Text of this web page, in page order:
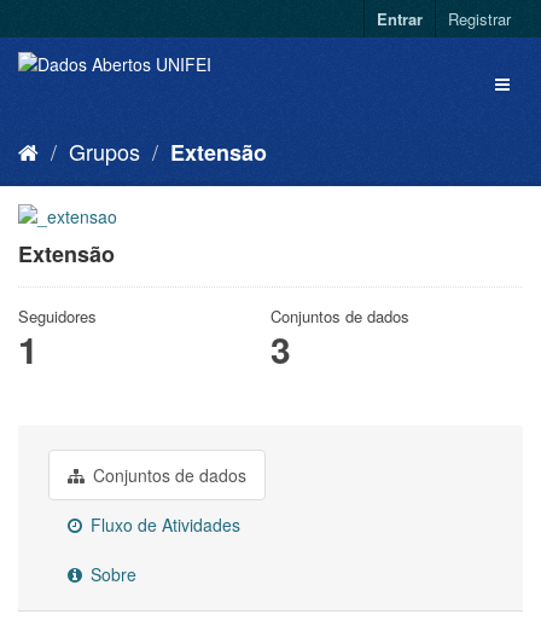
Entrar Registrar
Grupos Extensão
Extensão
Seguidores
1
Conjuntos de dados
3
Conjuntos de dados
Fluxo de Atividades
Sobre